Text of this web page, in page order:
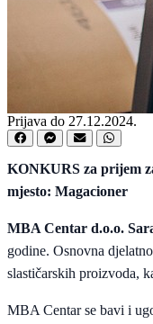
Prijava do 27.12.2024.
KONKURS za prijem
mjesto: Magacioner
MBA Centar d.o.o.
godine. Osnovna
slastičarskih proizvoda,
MBA Centar se bavi i